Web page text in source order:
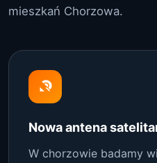
mieszkań Chorzowa.
Nowa antena
W chorzowie badamy